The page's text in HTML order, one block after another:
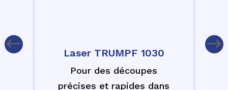
Laser TRUMPF 1030
Pour des découpes
précises et rapides dans